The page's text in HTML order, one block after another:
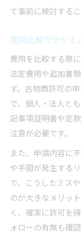
て事前に検討する
費用比較で分かる
費用を比較する際
法定費用や追加書
す。古物商許可の
で、個人・法人と
記事項証明書や定
注意が必要です。
また、申請内容に
や手間が発生する
で、こうしたミス
のが大きなメリッ
く、確実に許可を
ォローの有無も確